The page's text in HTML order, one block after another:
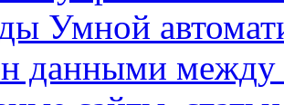
Умной
данными между